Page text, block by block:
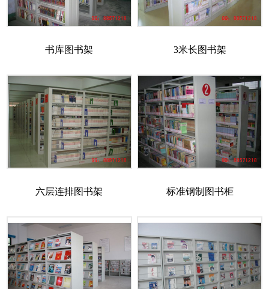
书库图书架 3米长图书架
六层连排图书架 标准钢制图书柜